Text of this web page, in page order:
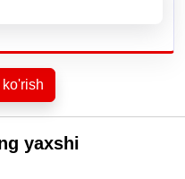
yaxshi